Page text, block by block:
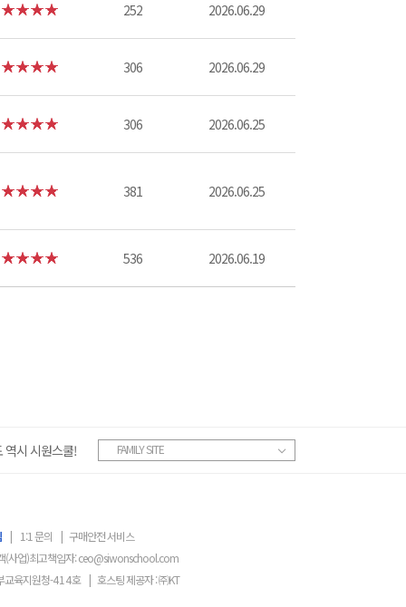
252 2026.06.29
306 2026.06.29
306 2026.06.25
381 2026.06.25
536 2026.06.19
역시 시원스쿨! FAMILY SITE
| 1:1 문의 | 구매안전 서비스
(사업)최고책임자:ceo@siwonschool.com
교육지원청-414호 | 호스팅 제공자 : ㈜KT